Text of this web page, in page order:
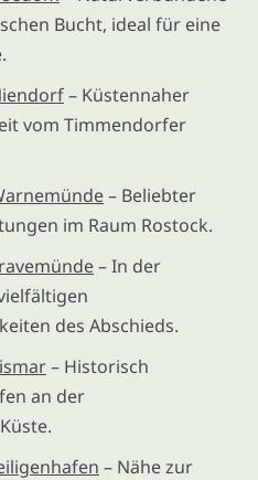
Bucht, ideal für eine
– Küstennaher
vom Timmendorfer
– Beliebter
im Raum Rostock.
– In der
des Abschieds.
– Historisch
an der
– Nähe zur